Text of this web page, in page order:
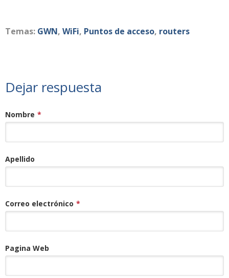
Temas: GWN, WiFi, Puntos de acceso, routers
Dejar respuesta
Nombre *
Apellido
Correo electrónico *
Pagina Web